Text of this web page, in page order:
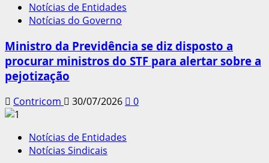
Notícias de Entidades
Notícias do Governo
Ministro da Previdência se diz disposto a
procurar ministros do STF para alertar sobre a
pejotização
Contricom 30/07/2026 0
Notícias de Entidades
Notícias Sindicais